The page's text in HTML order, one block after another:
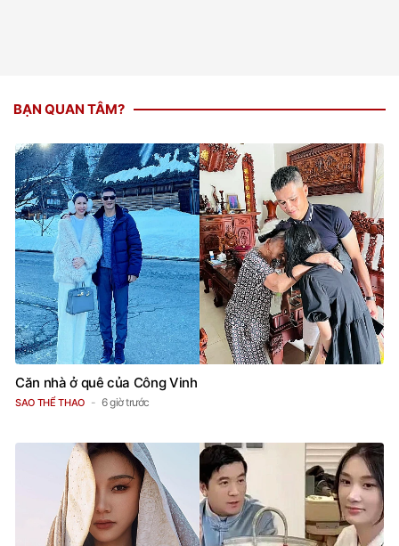
BẠN QUAN TÂM?
Căn nhà ở quê của Công Vinh
SAO THỂ THAO 6 giờ trước